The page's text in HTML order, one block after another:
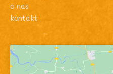
o nas
kontakt